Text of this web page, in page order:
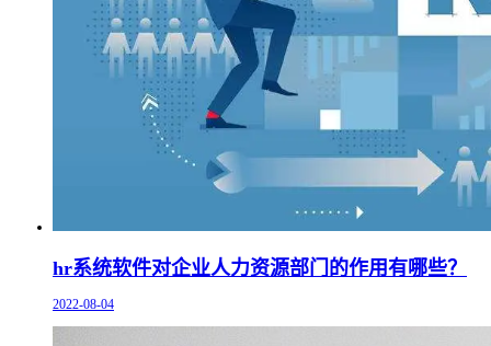
hr系统软件对企业人力资源部门的作用有哪些？
2022-08-04